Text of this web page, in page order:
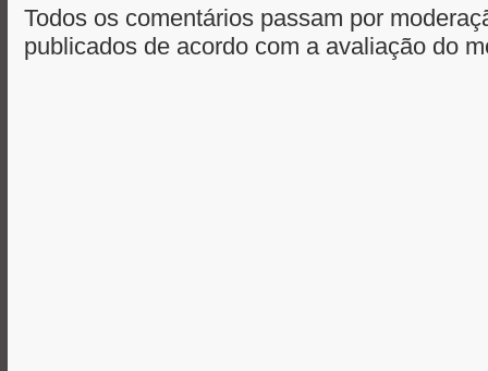
Todos os comentários passam por
publicados de acordo com a avaliação do